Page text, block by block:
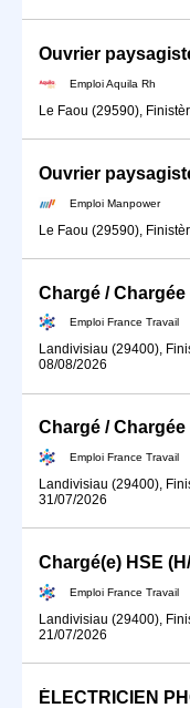
Ouvrier
Emploi Aquila Rh
Le Faou (29590),
Ouvrier
Emploi Manpower
Le Faou (29590),
Emploi France Travail
Landivisiau (29400),
08/08/2026
Emploi France Travail
Landivisiau (29400),
31/07/2026
Chargé(e) HSE
Emploi France Travail
Landivisiau (29400),
21/07/2026
ÉLECTRICIEN